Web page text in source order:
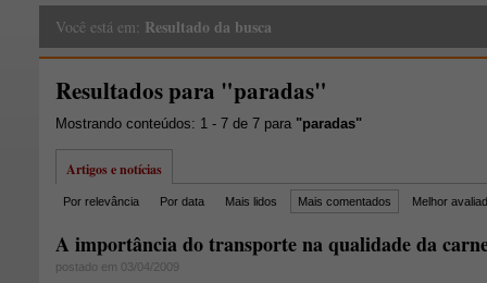
Você está em: Resultado da busca
Resultados para "paradas"
Mostrando conteúdos: 1 - 7 de 7 para "paradas"
Artigos e notícias
Por relevância Por data Mais lidos Mais comentados Melhor
A importância do transporte na qualidade da
postado em 03/04/2009